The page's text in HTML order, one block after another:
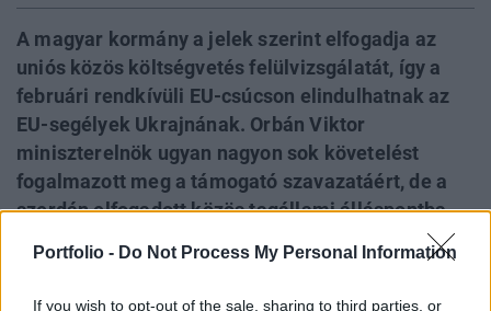
Portfolio - Do Not Process My Personal Information
If you wish to opt-out of the sale, sharing to third parties, or
A magyar kormány a jelek szerint elfogadja az
uniós közös költségvetés felülvizsgálatát, így a
februári rendkívüli EU-csúcson elindulhatnak az
EU-segélyek Ukrajnának. Orbán Viktor
miniszterelnök ugyan nagyon sok követelést
fogalmazott meg a támogató szavazatáért, de a
szerdán elfogadott közös tagállami álláspontba
szerint a magyar meghátrálás megnyithatja az
utat Európai Konzervatívok és Reformerek (ECR)